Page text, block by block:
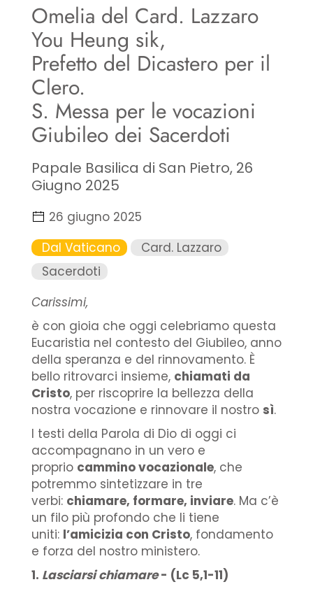
Omelia del Card. Lazzaro
You Heung sik,
Prefetto del Dicastero per il
Clero.
S. Messa per le vocazioni
Giubileo dei Sacerdoti
Papale Basilica di San Pietro, 26
Giugno 2025
26 giugno 2025
Dal Vaticano
Card. Lazzaro
Sacerdoti
Carissimi,
è con gioia che oggi celebriamo questa
Eucaristia nel contesto del Giubileo, anno
della speranza e del rinnovamento. È
bello ritrovarci insieme, chiamati da
Cristo, per riscoprire la bellezza della
nostra vocazione e rinnovare il nostro sì.
I testi della Parola di Dio di oggi ci
accompagnano in un vero e
proprio cammino vocazionale, che
potremmo sintetizzare in tre
verbi: chiamare, formare, inviare. Ma c’è
un filo più profondo che li tiene
uniti: l’amicizia con Cristo, fondamento
e forza del nostro ministero.
1. Lasciarsi chiamare- (Lc 5,1-11)